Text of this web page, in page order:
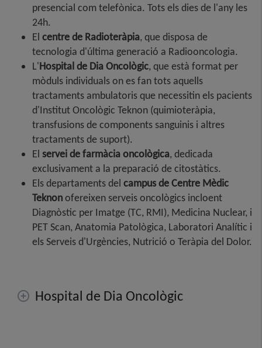
presencial com telefònica. Tots els dies de l'any les
24h.
El centre de Radioteràpia, que disposa de
tecnologia d'última generació a Radiooncologia.
L'Hospital de Dia Oncològic, que està format per
mòduls individuals on es fan tots aquells
tractaments ambulatoris que necessitin els pacients
d'Institut Oncològic Teknon (quimioteràpia,
transfusions de components sanguinis i altres
tractaments de suport).
El servei de farmàcia oncològica, dedicada
exclusivament a la preparació de citostàtics.
Els departaments del campus de Centre Mèdic
Teknonofereixen serveis oncològics incloent
Diagnòstic per Imatge (TC, RMI), Medicina Nuclear, i
PET Scan, Anatomia Patològica, Laboratori Analític i
els Serveis d'Urgències, Nutrició o Teràpia del Dolor.
Hospital de Dia Oncològic